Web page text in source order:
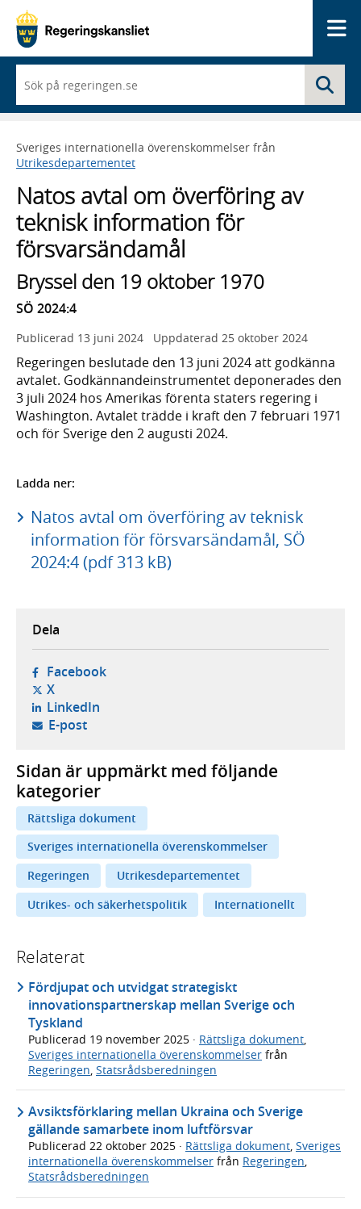
du
börjar
skriva
framträder
en
med
sökförslag
Sveriges internationella överenskommelser från
Utrikesdepartementet
Natos avtal om överföring av
teknisk information för
försvarsändamål
Bryssel den 19 oktober 1970
SÖ 2024:4
Publicerad 13 juni 2024 Uppdaterad 25 oktober 2024
Regeringen beslutade den 13 juni 2024 att godkänna
avtalet. Godkännandeinstrumentet deponerades den
3 juli 2024 hos Amerikas förenta staters regering i
Washington. Avtalet trädde i kraft den 7 februari 1971
och för Sverige den 2 augusti 2024.
Ladda ner:
Natos avtal om överföring av teknisk
information för försvarsändamål, SÖ
2024:4 (pdf 313 kB)
Dela
Facebook- öppnas i ny flik, extern webbplats,
X- öppnas i ny flik, extern webbplats,
LinkedIn- öppnas i ny flik, extern webbplats,
E-post- öppnar din e-postklient,
Sidan är uppmärkt med följande
kategorier
Rättsliga dokument
Sveriges internationella överenskommelser
Regeringen
Utrikesdepartementet
Utrikes- och säkerhetspolitik
Internationellt
Relaterat
Fördjupat och utvidgat strategiskt
innovationspartnerskap mellan Sverige och
Tyskland
Publicerad 19 november 2025 · Rättsliga dokument
Sveriges internationella överenskommelser från
Regeringen Statsrådsberedningen
Avsiktsförklaring mellan Ukraina och Sverige
gällande samarbete inom luftförsvar
Publicerad 22 oktober 2025 · Rättsliga dokument, Sveriges
internationella överenskommelser från Regeringen,
Statsrådsberedningen